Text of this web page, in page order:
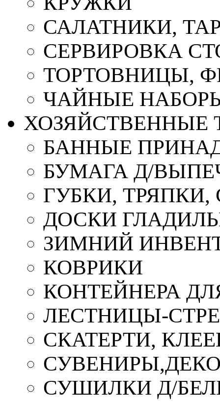
САЛАТНИКИ,
СЕРВИРОВКА
ТОРТОВНИЦЫ,
ЧАЙНЫЕ
ХОЗЯЙСТВЕННЫЕ
БАННЫЕ
БУМАГА Д/
ГУБКИ,
ДОСКИ
ЗИМНИЙ
КОВРИКИ
КОНТЕЙНЕРА
ЛЕСТНИЦЫ-
СКАТЕРТИ,
СУШИЛКИ Д/